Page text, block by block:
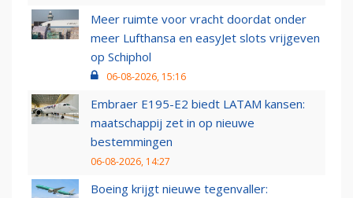
Meer ruimte voor vracht doordat onder
meer Lufthansa en easyJet slots vrijgeven
op Schiphol
06-08-2026, 15:16
Embraer E195-E2 biedt LATAM kansen:
maatschappij zet in op nieuwe
bestemmingen
06-08-2026, 14:27
Boeing krijgt nieuwe tegenvaller: